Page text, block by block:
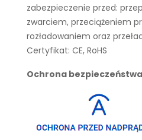
zabezpieczenie przed:
zwarciem, przeciążeniem
rozładowaniem oraz
Certyfikat: CE, RoHS
Ochrona